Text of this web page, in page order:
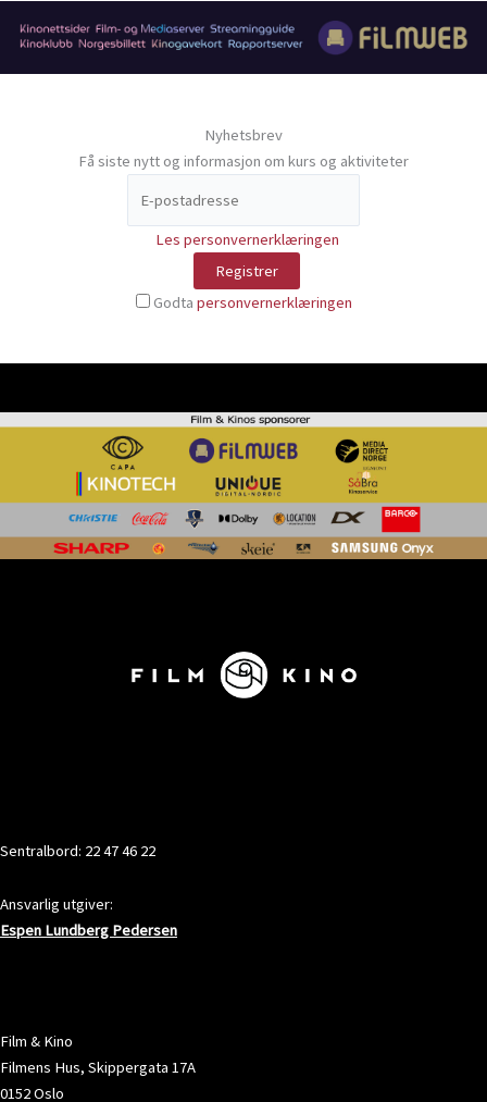
Nyhetsbrev
Få siste nytt og informasjon om kurs og aktiviteter
Les personvernerklæringen
Godta personvernerklæringen
Sentralbord: 22 47 46 22
Ansvarlig utgiver:
Espen Lundberg Pedersen
Film & Kino
Filmens Hus, Skippergata 17A
0152 Oslo